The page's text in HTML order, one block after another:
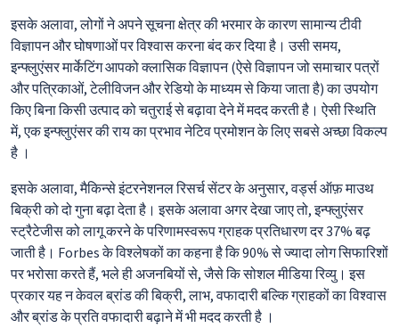
इसके अलावा, लोगों ने अपने सूचना क्षेत्र की भरमार के कारण सामान्य टीवी
विज्ञापन और घोषणाओं पर विश्वास करना बंद कर दिया है। उसी समय,
इन्फ्लुएंसर मार्केटिंग आपको क्लासिक विज्ञापन (ऐसे विज्ञापन जो समाचार पत्रों
और पत्रिकाओं, टेलीविजन और रेडियो के माध्यम से किया जाता है) का उपयोग
किए बिना किसी उत्पाद को चतुराई से बढ़ावा देने में मदद करती है। ऐसी स्थिति
में, एक इन्फ्लुएंसर की राय का प्रभाव नेटिव प्रमोशन के लिए सबसे अच्छा विकल्प
है ।
इसके अलावा, मैकिन्से इंटरनेशनल रिसर्च सेंटर के अनुसार, वर्ड्स ऑफ़ माउथ
बिक्री को दो गुना बढ़ा देता है। इसके अलावा अगर देखा जाए तो, इन्फ्लुएंसर
स्ट्रैटेजीस को लागू करने के परिणामस्वरूप ग्राहक प्रतिधारण दर 37% बढ़
जाती है। Forbes के विश्लेषकों का कहना है कि 90% से ज्यादा लोग सिफारिशों
पर भरोसा करते हैं, भले ही अजनबियों से, जैसे कि सोशल मीडिया रिव्यु। इस
प्रकार यह न केवल ब्रांड की बिक्री, लाभ, वफादारी बल्कि ग्राहकों का विश्वास
और ब्रांड के प्रति वफादारी बढ़ाने में भी मदद करती है ।